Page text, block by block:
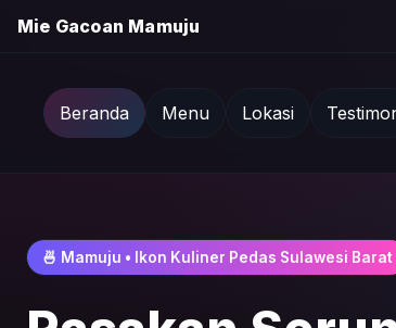
Mie Gacoan Mamuju
Beranda Menu Lokasi
🍜 Mamuju • Ikon Kuliner Pedas Sulawesi Barat